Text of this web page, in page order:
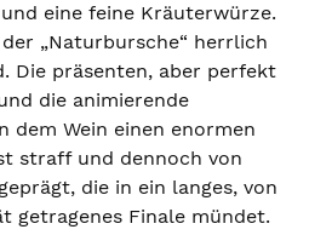
eine feine Kräuterwürze.
„Naturbursche“ herrlich
Die präsenten, aber perfekt
die animierende
dem Wein einen enormen
straff und dennoch von
die in ein langes, von
getragenes Finale mündet.